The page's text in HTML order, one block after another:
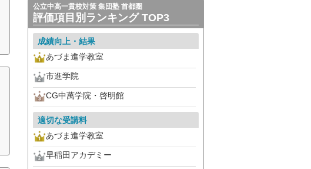
公立中高一貫校対策 集団塾 首都圏
評価項目別ランキング TOP3
成績向上・結果
あづま進学教室
市進学院
CG中萬学院・啓明館
適切な受講料
あづま進学教室
早稲田アカデミー